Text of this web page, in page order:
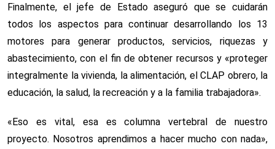
Finalmente, el jefe de Estado aseguró que se cuidarán
todos los aspectos para continuar desarrollando los 13
motores para generar productos, servicios, riquezas y
abastecimiento, con el fin de obtener recursos y «proteger
integralmente la vivienda, la alimentación, el CLAP obrero, la
educación, la salud, la recreación y a la familia trabajadora».
«Eso es vital, esa es columna vertebral de nuestro
proyecto. Nosotros aprendimos a hacer mucho con nada»,